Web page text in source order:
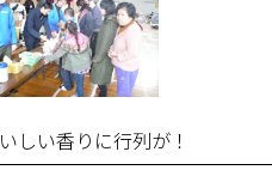
しい香りに行列が！